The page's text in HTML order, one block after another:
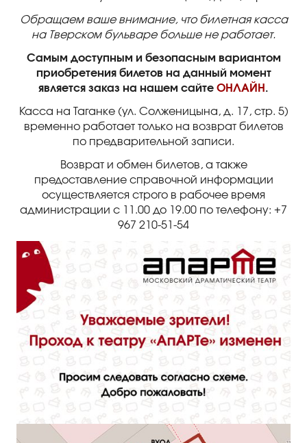
Обращаем ваше внимание, что билетная касса
на Тверском бульваре больше не работает.
Самым доступным и безопасным вариантом
приобретения билетов на данный момент
является заказ на нашем сайте ОНЛАЙН .
Касса на Таганке (ул. Солженицына, д. 17, стр. 5)
временно работает только на возврат билетов
по предварительной записи.
Возврат и обмен билетов, а также
предоставление справочной информации
осуществляется строго в рабочее время
администрации с 11.00 до 19.00 по телефону: +7
967 210-51-54